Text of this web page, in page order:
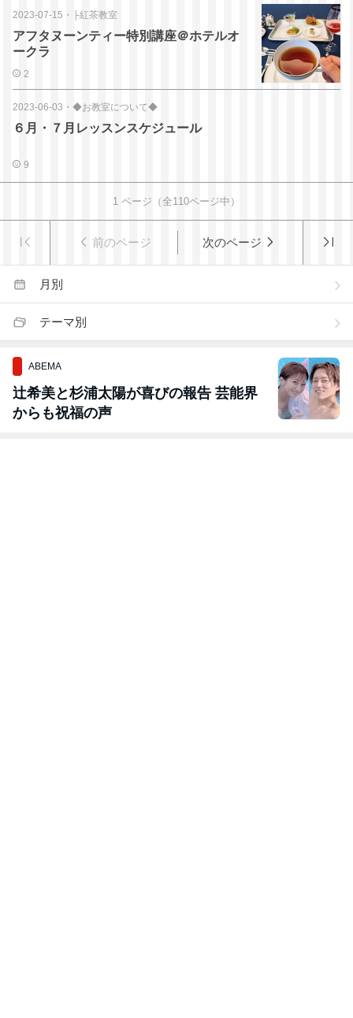
2023-07-15 ・ ├紅茶教室
アフタヌーンティー特別講座＠ホテルオ
ークラ
2
2023-06-03 ・ ◆お教室について◆
６月・７月レッスンスケジュール
9
1 ページ（全110ページ中）
前のページ 次のページ
月別
テーマ別
ABEMA
辻希美と杉浦太陽が喜びの報告 芸能界
からも祝福の声